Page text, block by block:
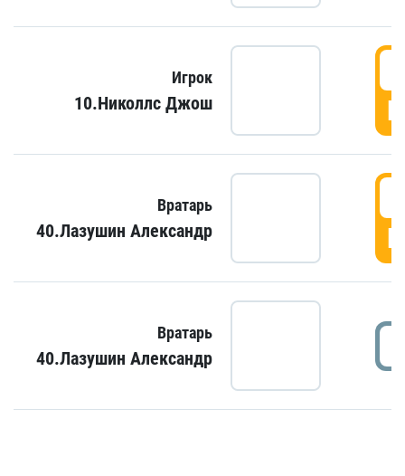
Игрок
10.Николлс Джош
Вратарь
40.Лазушин Александр
Вратарь
40.Лазушин Александр